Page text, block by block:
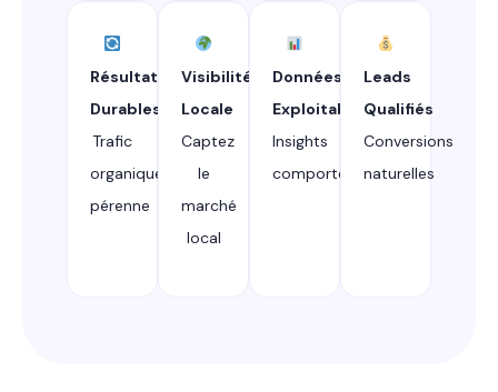
Résultats
Durables
Trafic
organique
pérenne
Visibilité
Locale
Captez
le
marché
local
Données
Exploitables
Insights
comportementaux
Leads
Qualifiés
Conversions
naturelles